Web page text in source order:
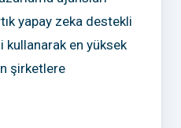
yapay zeka destekli
en yüksek
şirketlere